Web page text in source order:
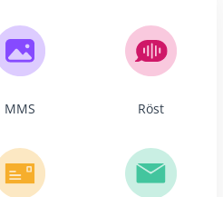
MMS Röst